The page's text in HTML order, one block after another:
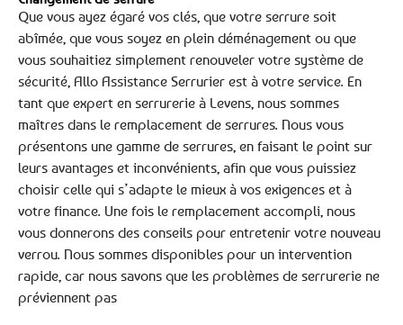
Que vous ayez égaré vos clés, que votre serrure soit
abîmée, que vous soyez en plein déménagement ou que
vous souhaitiez simplement renouveler votre système de
sécurité, Allo Assistance Serrurier est à votre service. En
tant que expert en serrurerie à Levens, nous sommes
maîtres dans le remplacement de serrures. Nous vous
présentons une gamme de serrures, en faisant le point sur
leurs avantages et inconvénients, afin que vous puissiez
choisir celle qui s’adapte le mieux à vos exigences et à
votre finance. Une fois le remplacement accompli, nous
vous donnerons des conseils pour entretenir votre nouveau
verrou. Nous sommes disponibles pour un intervention
rapide, car nous savons que les problèmes de serrurerie ne
préviennent pas